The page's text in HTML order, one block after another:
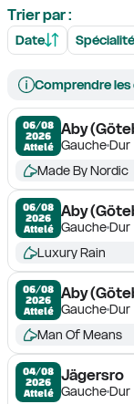
Trier par :
Date Spécialité
Comprendre
06/08
2026
Attelé
Aby
GaucheDur
Made By Nordic
06/08
2026
Attelé
Aby
GaucheDur
Luxury Rain
06/08
2026
Attelé
Aby
GaucheDur
Man Of Means
04/08
2026
Attelé
Jägersro
GaucheDur